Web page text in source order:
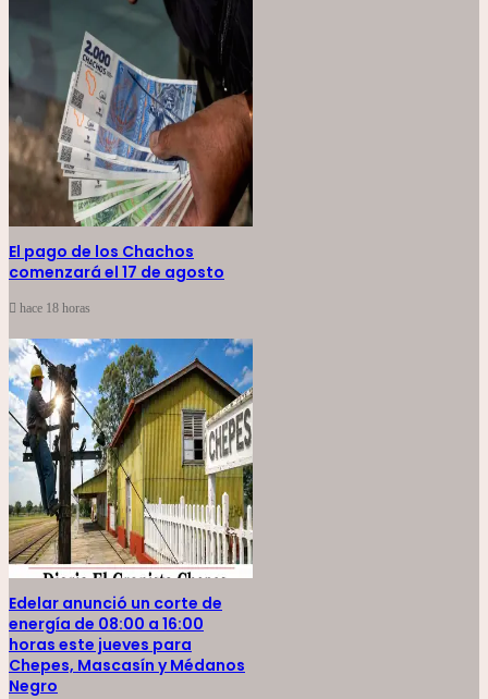
El pago de los Chachos
comenzará el 17 de agosto
hace 18 horas
Edelar anunció un corte de
energía de 08:00 a 16:00
horas este jueves para
Chepes, Mascasín y Médanos
Negro